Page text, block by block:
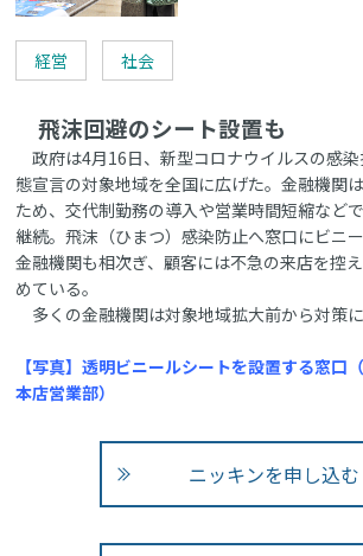
経営 社会
飛沫回避のシート設置も
政府は4月16日、新型コロナウイルスの感
態宣言の対象地域を全国に広げた。金融機関
ため、交代制勤務の導入や営業時間短縮など
継続。飛沫（ひまつ）感染防止へ窓口にビニ
金融機関も相次ぎ、顧客には不急の来店を控
めている。
多くの金融機関は対象地域拡大前から対策
【写真】透明ビニールシートを設置する窓口
本店営業部）
ニッキンを申し込む